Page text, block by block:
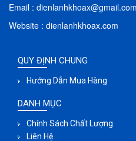
Email : dienlanhkhoax@gmail.com
Website : dienlanhkhoax.com
QUY ĐỊNH CHUNG
Hướng Dẫn Mua Hàng
DANH MỤC
Chính Sách Chất Lượng
Liên Hệ